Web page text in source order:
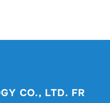
CO., LTD. FR